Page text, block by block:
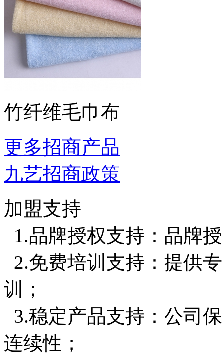
竹纤维毛巾布
更多招商产品
九艺招商政策
加盟支持
1.品牌授权支持：品牌
2.免费培训支持：提供
训；
3.稳定产品支持：公司
连续性；